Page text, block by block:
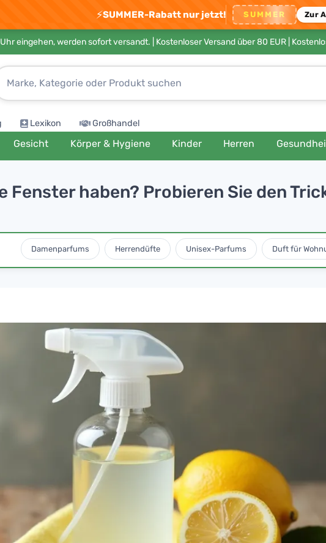
⚡SUMMER-Rabatt nur jetzt! SUMMER Zur
eingehen, werden sofort versandt. | Kostenloser Versand über 80 EUR |
Lexikon Großhandel
Gesicht Körper & Hygiene Kinder Herren
Fenster haben? Probieren Sie den
Damenparfums Herrendüfte Unisex-Parfums Duft für